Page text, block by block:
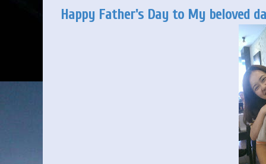
Happy Father's Day to My beloved